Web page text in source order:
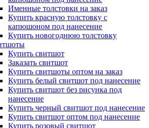
Именные толстовки на заказ
Купить красную толстовку с
капюшоном под нанесение
Купить новогоднюю толстовку
Купить свитшот
Заказать свитшот
Купить свитшоты оптом на заказ
Купить белый свитшот под нанесение
Купить свитшот без рисунка под
нанесение
Купить черный свитшот под нанесение
Купить свитшот оптом под нанесение
Купить розовый свитшот